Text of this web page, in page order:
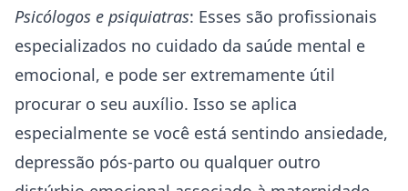
Psicólogos e psiquiatras: Esses são profissionais
especializados no cuidado da saúde mental e
emocional, e pode ser extremamente útil
procurar o seu auxílio. Isso se aplica
especialmente se você está sentindo ansiedade,
depressão pós-parto ou qualquer outro